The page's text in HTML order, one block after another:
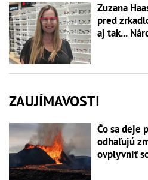
Zuzana
pred
aj tak...
ZAUJÍMAVOSTI
Čo sa deje
odhaľujú
ovplyvniť